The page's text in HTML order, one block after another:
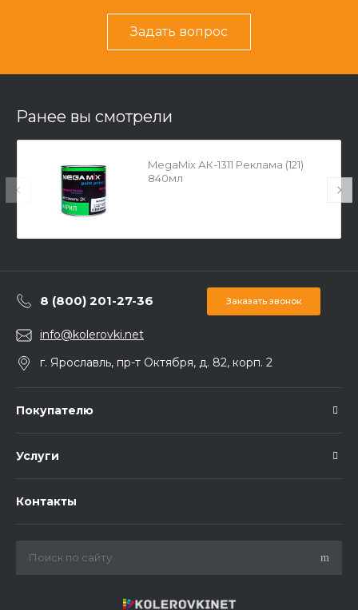
Задать вопрос
Ранее вы смотрели
MegaMix АК-1311 Реклама (121)
840мл
8 (800) 201-27-36 Заказать звонок
info@kolerovki.net
г. Ярославль, пр-т Октября, д. 82, корп. 2
Покупателю
Услуги
Контакты